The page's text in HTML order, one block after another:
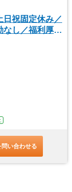
祝固定休み／
し／福利厚生
い合わせる